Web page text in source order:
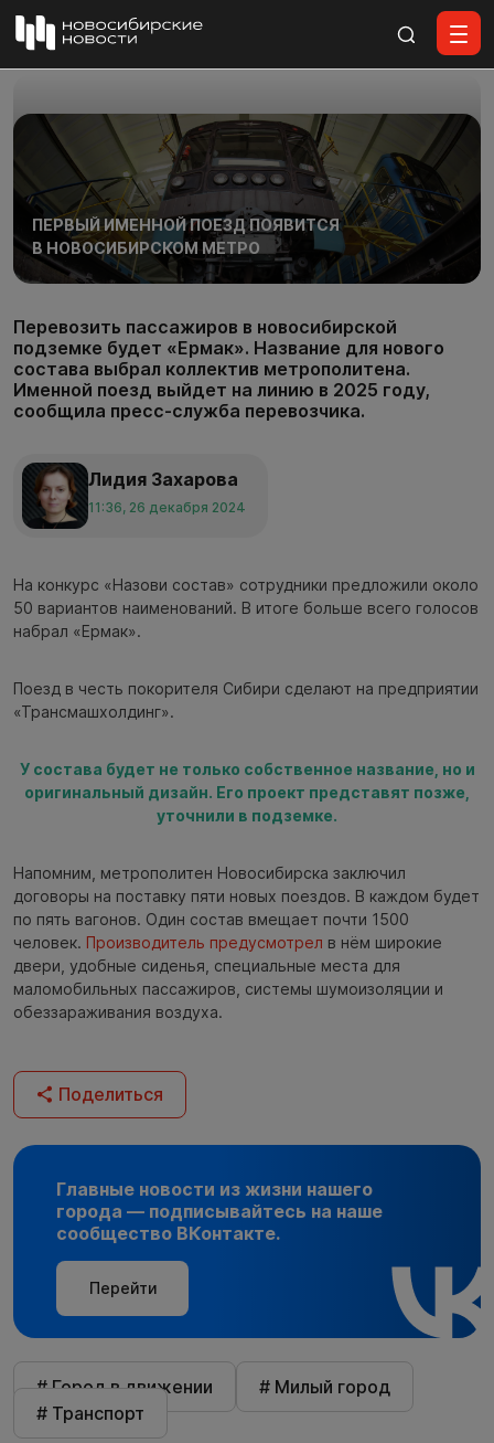
ПЕРВЫЙ ИМЕННОЙ ПОЕЗД ПОЯВИТСЯ
В НОВОСИБИРСКОМ МЕТРО
Перевозить пассажиров в новосибирской
подземке будет «Ермак». Название для нового
состава выбрал коллектив метрополитена.
Именной поезд выйдет на линию в 2025 году,
сообщила пресс-служба перевозчика.
Лидия Захарова
11:36, 26 декабря 2024
На конкурс «Назови состав» сотрудники предложили около
50 вариантов наименований. В итоге больше всего голосов
набрал «Ермак».
Поезд в честь покорителя Сибири сделают на предприятии
«Трансмашхолдинг».
У состава будет не только собственное название, но и
оригинальный дизайн. Его проект представят позже,
уточнили в подземке.
Напомним, метрополитен Новосибирска заключил
договоры на поставку пяти новых поездов. В каждом будет
по пять вагонов. Один состав вмещает почти 1500
человек. Производитель предусмотрел в нём широкие
двери, удобные сиденья, специальные места для
маломобильных пассажиров, системы шумоизоляции и
обеззараживания воздуха.
Поделиться
Главные новости из жизни нашего
города — подписывайтесь на наше
сообщество ВКонтакте.
Перейти
# Город в движении
# Милый город
# Транспорт